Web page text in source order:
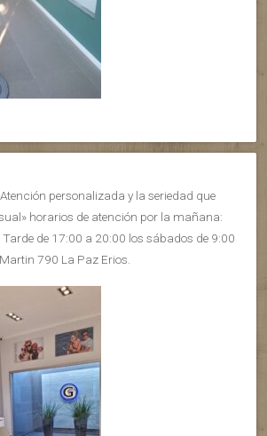
personalizada y la seriedad que
horarios de atención por la mañana:
de 17:00 a 20:00 los sábados de 9:00
790 La Paz Erios.